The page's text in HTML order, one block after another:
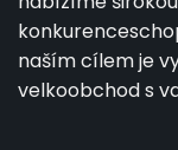
naším cílem je
velkoobchod s